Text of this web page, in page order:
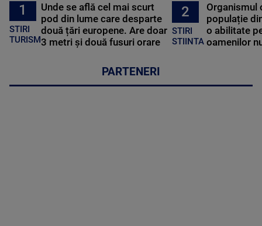
1
STIRI
TURISM
Unde se află cel mai scurt
pod din lume care desparte
două țări europene. Are doar
3 metri și două fusuri orare
2
STIRI
STIINTA
Organismul
populație
o abilitate
oamenilor
PARTENERI